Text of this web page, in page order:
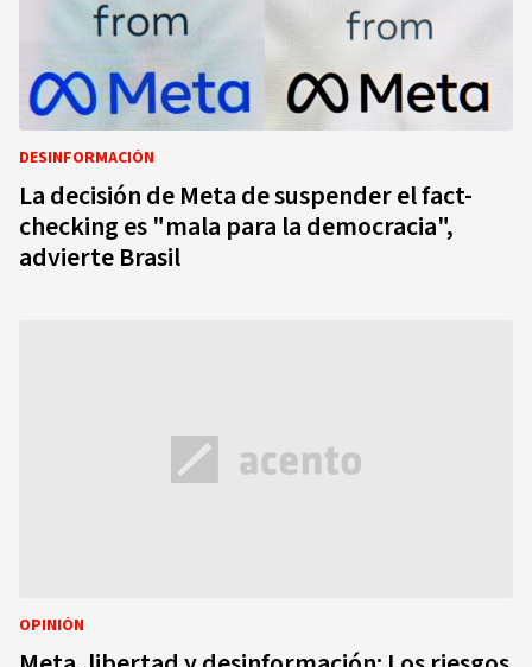
DESINFORMACIÓN
La decisión de Meta de suspender el fact-
checking es "mala para la democracia",
advierte Brasil
OPINIÓN